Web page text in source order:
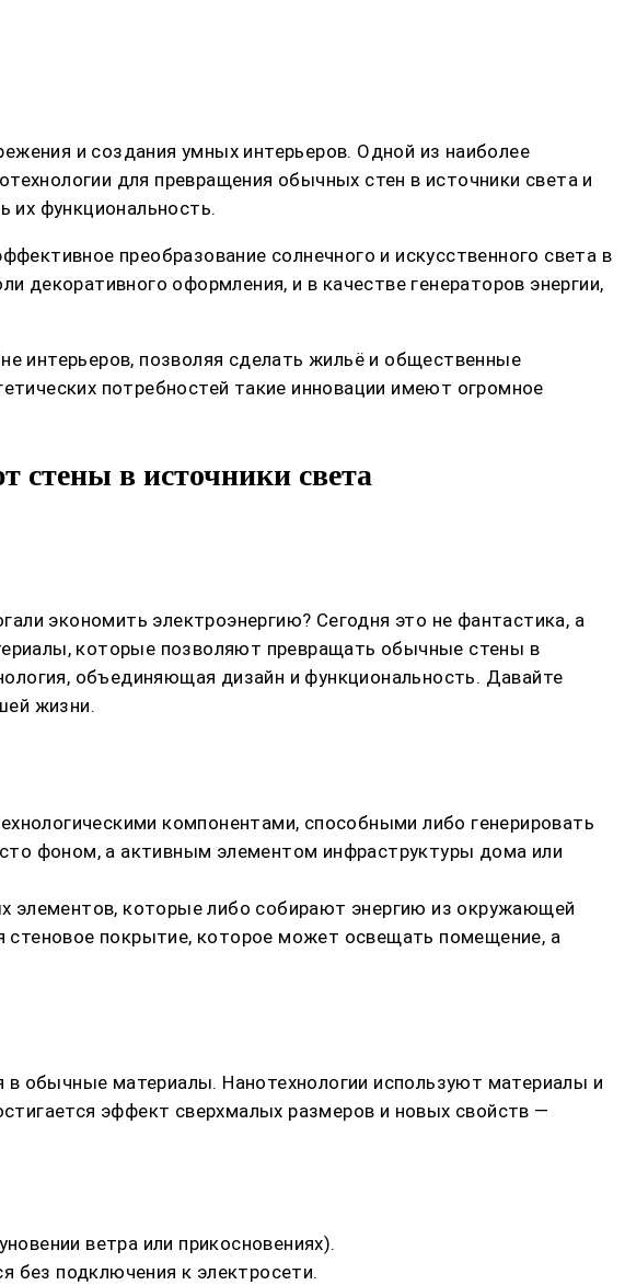
и создания умных интерьеров. Одной из наиболее
для превращения обычных стен в источники света и
их функциональность.
преобразование солнечного и искусственного света в
оформления, и в качестве генераторов энергии,
интерьеров, позволяя сделать жильё и общественные
потребностей такие инновации имеют огромное
стены в источники света
экономить электроэнергию? Сегодня это не фантастика, а
которые позволяют превращать обычные стены в
объединяющая дизайн и функциональность. Давайте
жизни.
компонентами, способными либо генерировать
фоном, а активным элементом инфраструктуры дома или
элементов, которые либо собирают энергию из окружающей
стеновое покрытие, которое может освещать помещение, а
в обычные материалы. Нанотехнологии используют материалы и
эффект сверхмалых размеров и новых свойств —
ветра или прикосновениях).
без подключения к электросети.